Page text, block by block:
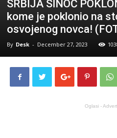
SRBIJA SINOĆ
kome je poklonio na
osvojenog novca!
By Desk - December 27, 2023
Oglasi -